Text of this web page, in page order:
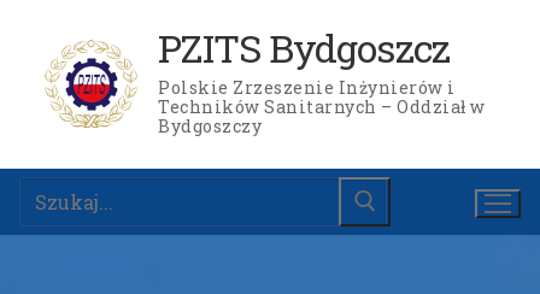
treści
PZITS Bydgoszcz
Polskie Zrzeszenie Inżynierów i
Techników Sanitarnych – Oddział w
Bydgoszczy
Szukaj: